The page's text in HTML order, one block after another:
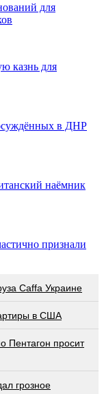
для
казнь для
в ДНР
наёмник
признали
Caffa Украине
в США
просит
грозное